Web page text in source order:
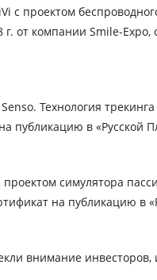
с проектом
г. от компании Smile-
Технология
публикацию в «Русской
симулятора
на публикацию в
внимание